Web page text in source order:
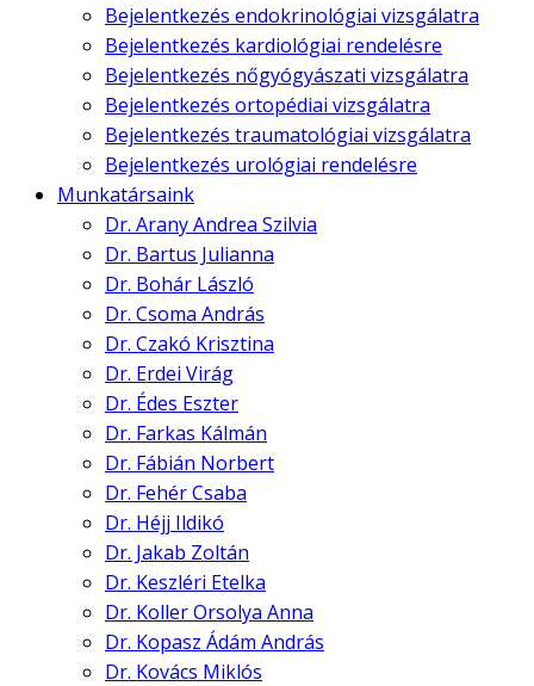
Bejelentkezés endokrinológiai vizsgálatra
Bejelentkezés kardiológiai rendelésre
Bejelentkezés nőgyógyászati vizsgálatra
Bejelentkezés ortopédiai vizsgálatra
Bejelentkezés traumatológiai vizsgálatra
Bejelentkezés urológiai rendelésre
Munkatársaink
Dr. Arany Andrea Szilvia
Dr. Bartus Julianna
Dr. Bohár László
Dr. Csoma András
Dr. Czakó Krisztina
Dr. Erdei Virág
Dr. Édes Eszter
Dr. Farkas Kálmán
Dr. Fábián Norbert
Dr. Fehér Csaba
Dr. Héjj Ildikó
Dr. Jakab Zoltán
Dr. Keszléri Etelka
Dr. Koller Orsolya Anna
Dr. Kopasz Ádám András
Dr. Kovács Miklós